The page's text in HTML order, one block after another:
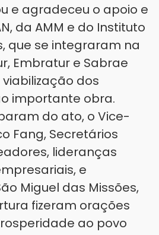
e agradeceu o apoio e
da AMM e do Instituto
que se integraram na
Embratur e Sabrae
dos
importante obra.
do ato, o Vice-
Fang, Secretários
lideranças
e
Miguel das Missões,
fizeram orações
ao povo